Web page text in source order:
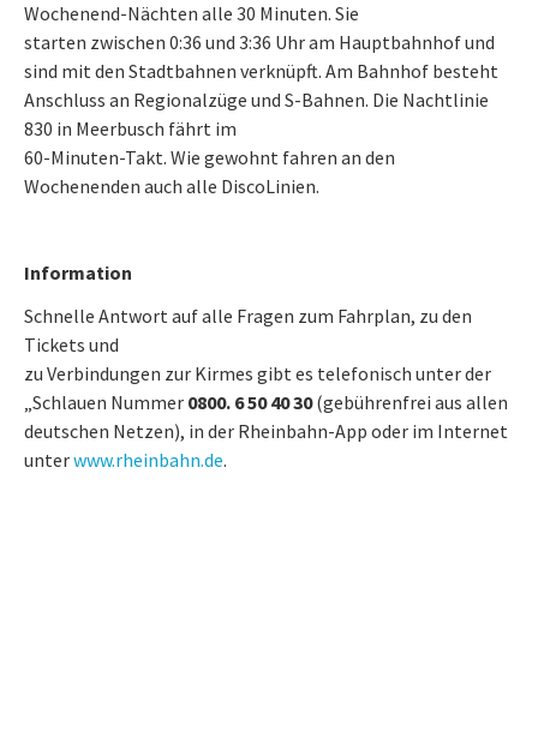
Wochenend-Nächten alle 30 Minuten. Sie
starten zwischen 0:36 und 3:36 Uhr am Hauptbahnhof und
sind mit den Stadtbahnen verknüpft. Am Bahnhof besteht
Anschluss an Regionalzüge und S-Bahnen. Die Nachtlinie
830 in Meerbusch fährt im
60-Minuten-Takt. Wie gewohnt fahren an den
Wochenenden auch alle DiscoLinien.
Information
Schnelle Antwort auf alle Fragen zum Fahrplan, zu den
Tickets und
zu Verbindungen zur Kirmes gibt es telefonisch unter der
„Schlauen Nummer 0800. 6 50 40 30(gebührenfrei aus allen
deutschen Netzen), in der Rheinbahn-App oder im Internet
unterwww.rheinbahn.de.